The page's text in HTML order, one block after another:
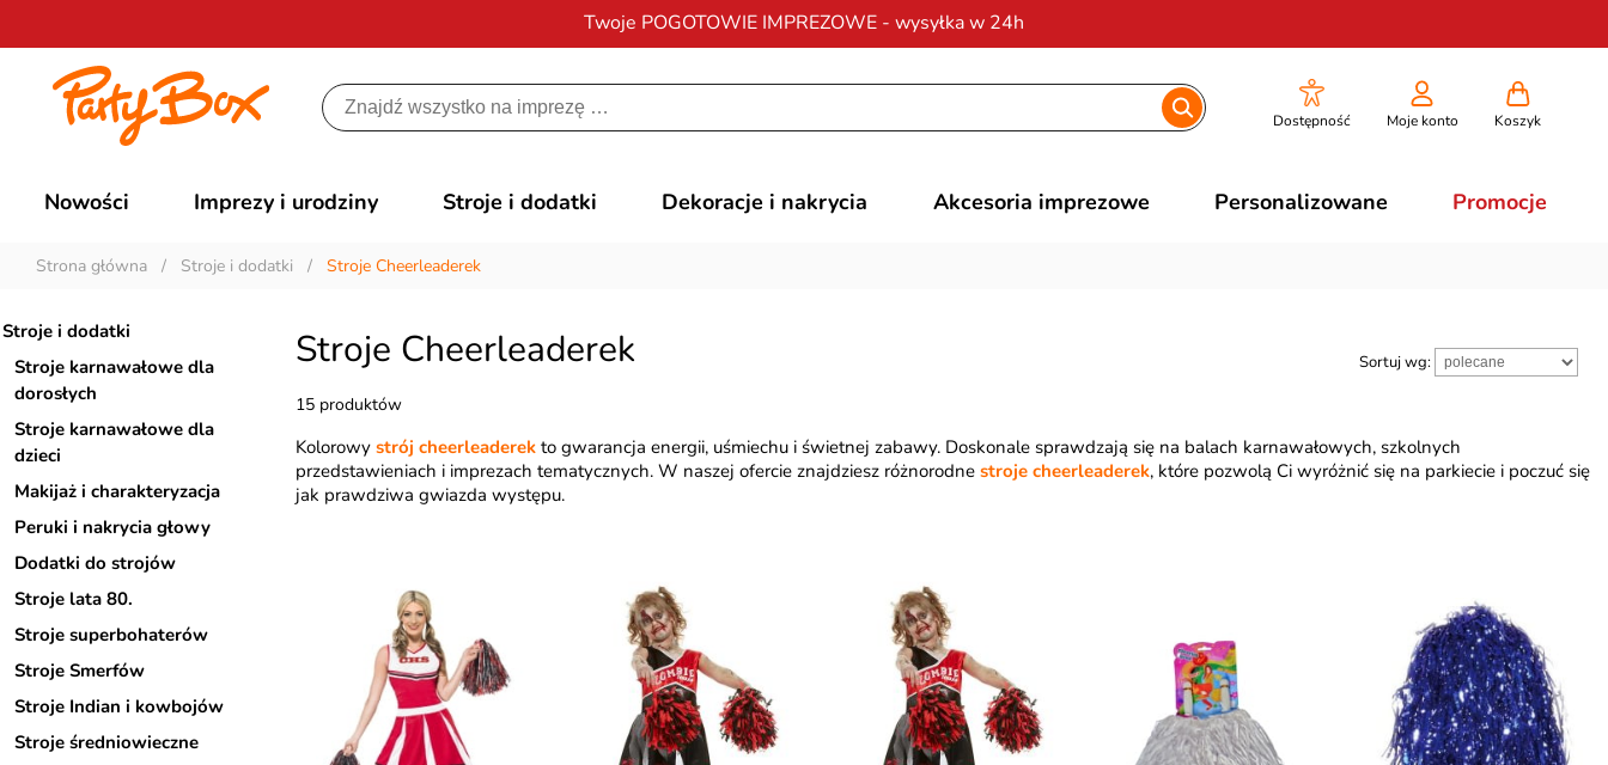
Twoje POGOTOWIE IMPREZOWE - wysyłka w 24h
Darmowa dostawana zamówienia od 200 zł
Dostępność Moje konto Koszyk
Nowości Imprezy i urodziny Stroje i dodatki Dekoracje i nakrycia Akcesoria imprezowe Personalizowane Promocje
Strona główna / Stroje i dodatki / Stroje Cheerleaderek
Stroje Cheerleaderek
15 produktów
Sortuj wg:
Kolorowy strój cheerleaderekto gwarancja energii, uśmiechu i świetnej zabawy. Doskonale sprawdzają się na balach karnawałowych, szkolnych
przedstawieniach i imprezach tematycznych. W naszej ofercie znajdziesz różnorodne stroje cheerleaderek, które pozwolą Ci wyróżnić się na parkiecie i poczuć się
jak prawdziwa gwiazda występu.
Stroje i dodatki
Stroje karnawałowe dla
dorosłych
Stroje karnawałowe dla
dzieci
Makijaż i charakteryzacja
Peruki i nakrycia głowy
Dodatki do strojów
Stroje lata 80.
Stroje superbohaterów
Stroje Smerfów
Stroje Indian i kowbojów
Stroje średniowieczne